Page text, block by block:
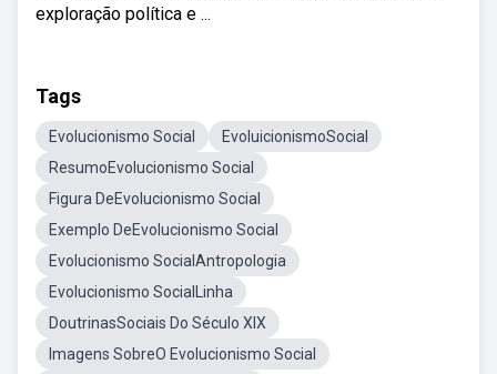
exploração política e ...
Tags
Evolucionismo Social
EvoluicionismoSocial
ResumoEvolucionismo Social
Figura DeEvolucionismo Social
Exemplo DeEvolucionismo Social
Evolucionismo SocialAntropologia
Evolucionismo SocialLinha
DoutrinasSociais Do Século XIX
Imagens SobreO Evolucionismo Social